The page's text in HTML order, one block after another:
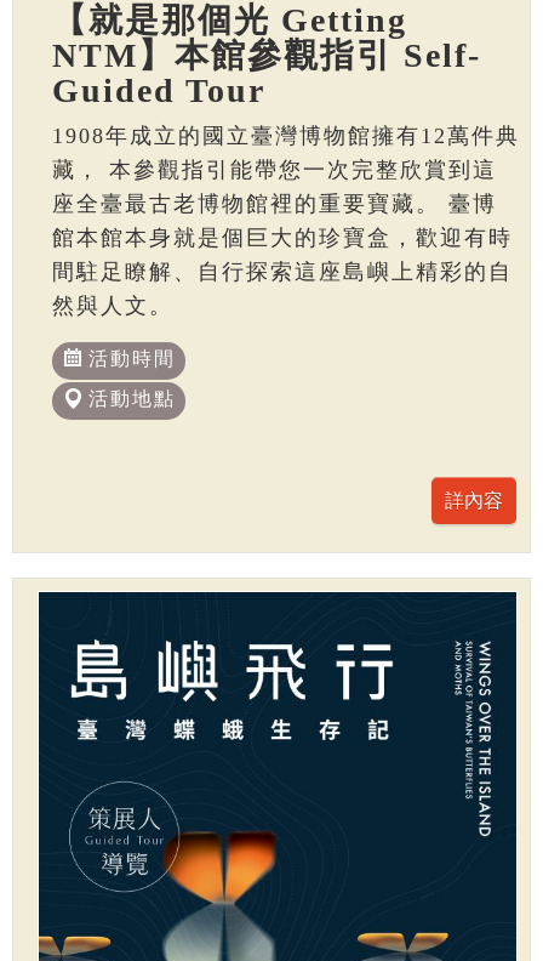
【就是那個光 Getting
NTM】本館參觀指引 Self-
Guided Tour
1908年成立的國立臺灣博物館擁有12萬件典
藏， 本參觀指引能帶您一次完整欣賞到這
座全臺最古老博物館裡的重要寶藏。 臺博
館本館本身就是個巨大的珍寶盒，歡迎有時
間駐足瞭解、自行探索這座島嶼上精彩的自
然與人文。
活動時間
活動地點